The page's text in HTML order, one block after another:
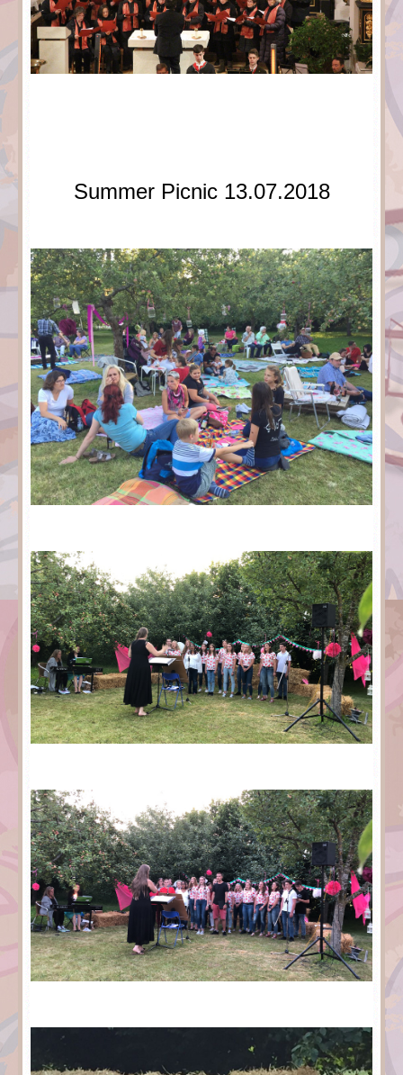
Summer Picnic 13.07.2018